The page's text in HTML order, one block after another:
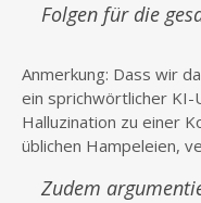
Folgen für die
Anmerkung: Dass wir
ein sprichwörtlicher KI-
Halluzination zu einer
üblichen Hampeleien,
Zudem